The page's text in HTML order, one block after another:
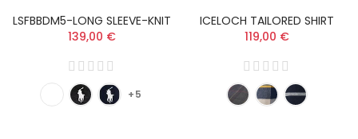
LSFBBDM5-LONG SLEEVE-KNIT
139,00 €
+5
ICELOCH TAILORED SHIRT
119,00 €